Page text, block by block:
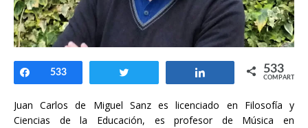
Compartir
533 Compartir 533
COMPARTIR
Juan Carlos de Miguel Sanz es licenciado en Filosofía y
Ciencias de la Educación, es profesor de Música en